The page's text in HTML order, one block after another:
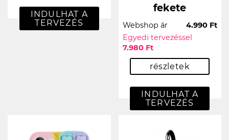
INDULHAT A
TERVEZÉS
fekete
Webshop ár
4.990 Ft
Egyedi tervezéssel
7.980 Ft
részletek
INDULHAT A
TERVEZÉS